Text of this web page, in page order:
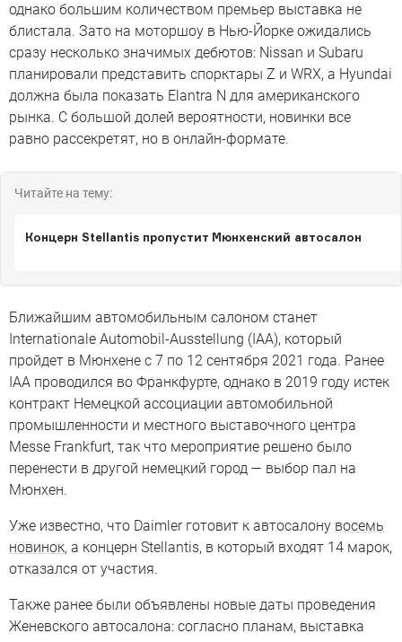
однако большим количеством премьер выставка не
блистала. Зато на моторшоу в Нью-Йорке ожидались
сразу несколько значимых дебютов: Nissan и Subaru
планировали представить спорктары Z и WRX, а Hyundai
должна была показать Elantra N для американского
рынка. С большой долей вероятности, новинки все
равно рассекретят, но в онлайн-формате.
Читайте на тему:
Концерн Stellantis пропустит Мюнхенский автосалон
Ближайшим автомобильным салоном станет
Internationale Automobil-Ausstellung (IAA), который
пройдет в Мюнхене с 7 по 12 сентября 2021 года. Ранее
IAA проводился во Франкфурте, однако в 2019 году истек
контракт Немецкой ассоциации автомобильной
промышленности и местного выставочного центра
Messe Frankfurt, так что мероприятие решено было
перенести в другой немецкий город — выбор пал на
Мюнхен.
Уже известно, что Daimler готовит к автосалону восемь
новинок, а концерн Stellantis, в который входят 14 марок,
отказался от участия.
Также ранее были объявлены новые даты проведения
Женевского автосалона: согласно планам, выставка